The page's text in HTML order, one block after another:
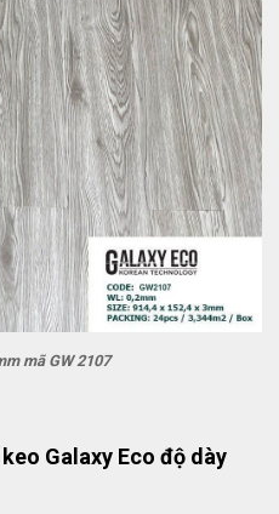
mã GW 2107
Galaxy Eco độ dày